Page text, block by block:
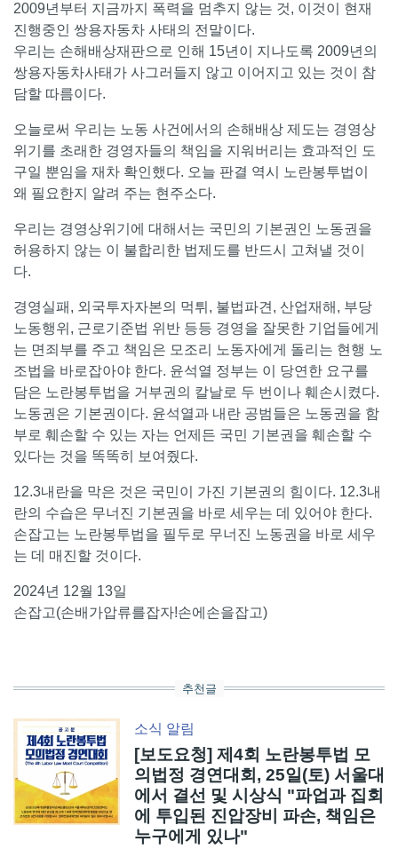
2009년부터 지금까지 폭력을 멈추지 않는 것, 이것이 현재
진행중인 쌍용자동차 사태의 전말이다.
우리는 손해배상재판으로 인해 15년이 지나도록 2009년의
쌍용자동차사태가 사그러들지 않고 이어지고 있는 것이 참
담할 따름이다.
오늘로써 우리는 노동 사건에서의 손해배상 제도는 경영상
위기를 초래한 경영자들의 책임을 지워버리는 효과적인 도
구일 뿐임을 재차 확인했다. 오늘 판결 역시 노란봉투법이
왜 필요한지 알려 주는 현주소다.
우리는 경영상위기에 대해서는 국민의 기본권인 노동권을
허용하지 않는 이 불합리한 법제도를 반드시 고쳐낼 것이
다.
경영실패, 외국투자자본의 먹튀, 불법파견, 산업재해, 부당
노동행위, 근로기준법 위반 등등 경영을 잘못한 기업들에게
는 면죄부를 주고 책임은 모조리 노동자에게 돌리는 현행 노
조법을 바로잡아야 한다. 윤석열 정부는 이 당연한 요구를
담은 노란봉투법을 거부권의 칼날로 두 번이나 훼손시켰다.
노동권은 기본권이다. 윤석열과 내란 공범들은 노동권을 함
부로 훼손할 수 있는 자는 언제든 국민 기본권을 훼손할 수
있다는 것을 똑똑히 보여줬다.
12.3내란을 막은 것은 국민이 가진 기본권의 힘이다. 12.3내
란의 수습은 무너진 기본권을 바로 세우는 데 있어야 한다.
손잡고는 노란봉투법을 필두로 무너진 노동권을 바로 세우
는 데 매진할 것이다.
2024년 12월 13일
손잡고(손배가압류를잡자!손에손을잡고)
추천글
소식 알림
[보도요청] 제4회 노란봉투법 모
의법정 경연대회, 25일(토) 서울대
에서 결선 및 시상식 "파업과 집회
에 투입된 진압장비 파손, 책임은
누구에게 있나"